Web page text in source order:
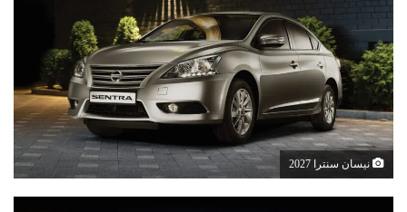
نيسان سنترا 2027